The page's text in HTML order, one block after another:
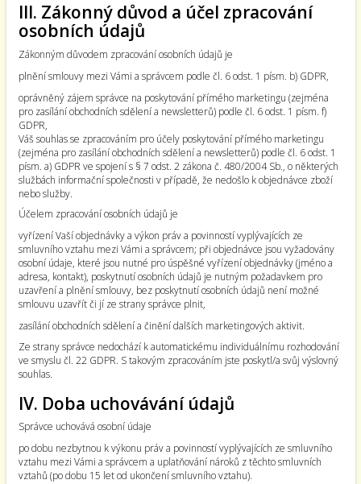
III. Zákonný důvod a účel zpracování
osobních údajů
Zákonným důvodem zpracování osobních údajů je
plnění smlouvy mezi Vámi a správcem podle čl. 6 odst. 1 písm. b) GDPR,
oprávněný zájem správce na poskytování přímého marketingu (zejména
pro zasílání obchodních sdělení a newsletterů) podle čl. 6 odst. 1 písm. f)
GDPR,
Váš souhlas se zpracováním pro účely poskytování přímého marketingu
(zejména pro zasílání obchodních sdělení a newsletterů) podle čl. 6 odst. 1
písm. a) GDPR ve spojení s § 7 odst. 2 zákona č. 480/2004 Sb., o některých
službách informační společnosti v případě, že nedošlo k objednávce zboží
nebo služby.
Účelem zpracování osobních údajů je
vyřízení Vaší objednávky a výkon práv a povinností vyplývajících ze
smluvního vztahu mezi Vámi a správcem; při objednávce jsou vyžadovány
osobní údaje, které jsou nutné pro úspěšné vyřízení objednávky (jméno a
adresa, kontakt), poskytnutí osobních údajů je nutným požadavkem pro
uzavření a plnění smlouvy, bez poskytnutí osobních údajů není možné
smlouvu uzavřít či jí ze strany správce plnit,
zasílání obchodních sdělení a činění dalších marketingových aktivit.
Ze strany správce nedochází k automatickému individuálnímu rozhodování
ve smyslu čl. 22 GDPR. S takovým zpracováním jste poskytl/a svůj výslovný
souhlas.
IV. Doba uchovávání údajů
Správce uchovává osobní údaje
po dobu nezbytnou k výkonu práv a povinností vyplývajících ze smluvního
vztahu mezi Vámi a správcem a uplatňování nároků z těchto smluvních
vztahů (po dobu 15 let od ukončení smluvního vztahu).